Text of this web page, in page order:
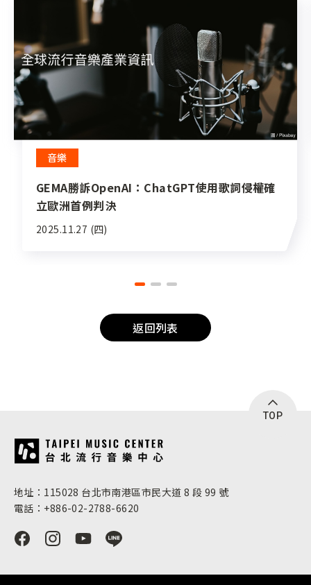
音樂
GEMA勝訴OpenAI：ChatGPT使用歌詞侵權確
立歐洲首例判決
2025.11.27 (四)
返回列表
TOP
:::
地址：115028 台北市南港區市民大道 8 段 99 號
電話：+886-02-2788-6620